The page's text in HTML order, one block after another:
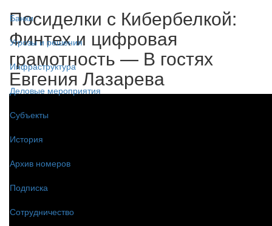
Банки
Угрозы и решения
Инфраструктура
Деловые мероприятия
Субъекты
История
Архив номеров
Подписка
Сотрудничество
Посиделки с Кибербелкой:
Финтех и цифровая
грамотность — В гостях
Евгения Лазарева